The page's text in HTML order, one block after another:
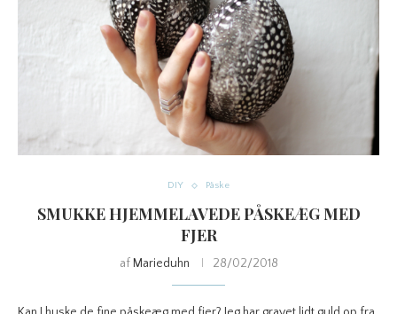
DIY Påske
SMUKKE HJEMMELAVEDE PÅSKEÆG MED
FJER
af Marieduhn 28/02/2018